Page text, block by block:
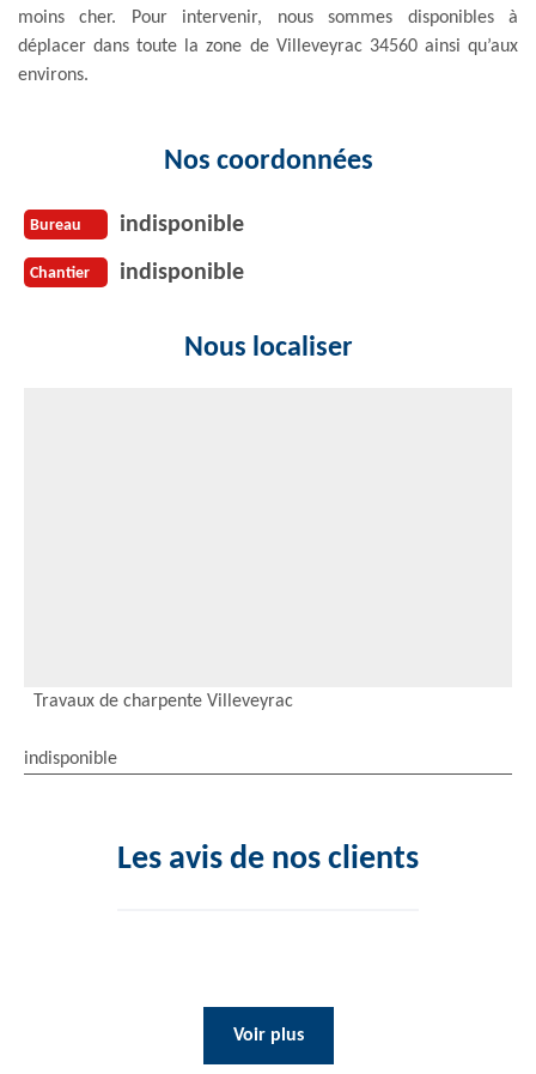
moins cher. Pour intervenir, nous sommes disponibles à
déplacer dans toute la zone de Villeveyrac 34560 ainsi qu’aux
environs.
Nos coordonnées
Bureau indisponible
Chantier indisponible
Nous localiser
Travaux de charpente Villeveyrac
indisponible
Les avis de nos clients
Voir plus